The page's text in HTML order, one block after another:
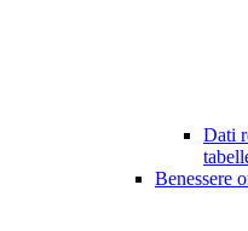
Dati
Benessere